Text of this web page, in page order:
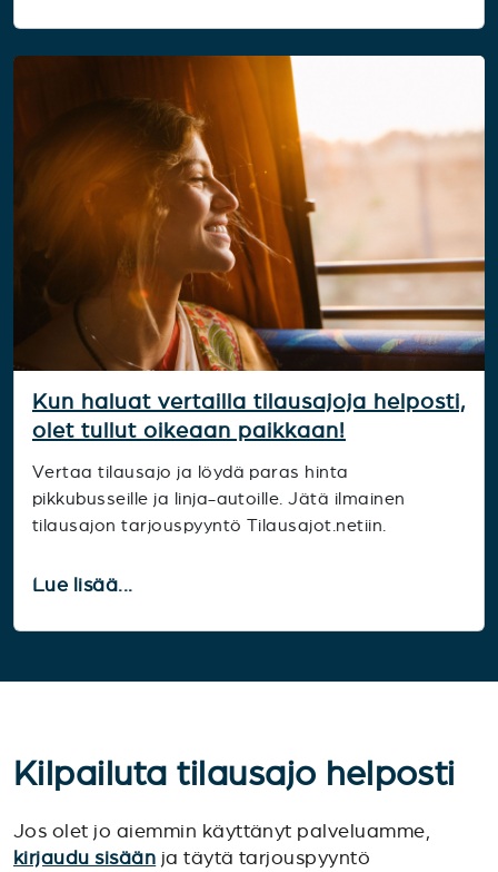
Kun haluat vertailla tilausajoja helposti,
olet tullut oikeaan paikkaan!
Vertaa tilausajo ja löydä paras hinta
pikkubusseille ja linja-autoille. Jätä ilmainen
tilausajon tarjouspyyntö Tilausajot.netiin.
Lue lisää...
Kilpailuta tilausajo helposti
Jos olet jo aiemmin käyttänyt palveluamme,
kirjaudu sisään ja täytä tarjouspyyntö